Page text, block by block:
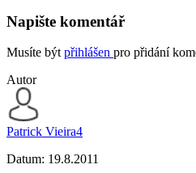
Napište komentář
Musíte být přihlášen pro přidání
Autor
Patrick Vieira4
Datum: 19.8.2011